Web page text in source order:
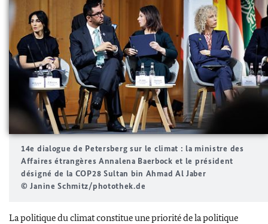
14e dialogue de Petersberg sur le climat : la ministre des
Affaires étrangères Annalena Baerbock et le président
désigné de la COP28 Sultan bin Ahmad Al Jaber
© Janine Schmitz/photothek.de
La politique du climat constitue une priorité de la politique